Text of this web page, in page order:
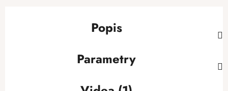
Popis
Parametry